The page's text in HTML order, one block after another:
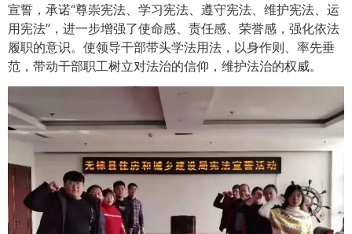
宣誓，承诺“尊崇宪法、学习宪法、遵守宪法、维护宪法、运
用宪法”，进一步增强了使命感、责任感、荣誉感，强化依法
履职的意识。使领导干部带头学法用法，以身作则、率先垂
范，带动干部职工树立对法治的信仰，维护法治的权威。